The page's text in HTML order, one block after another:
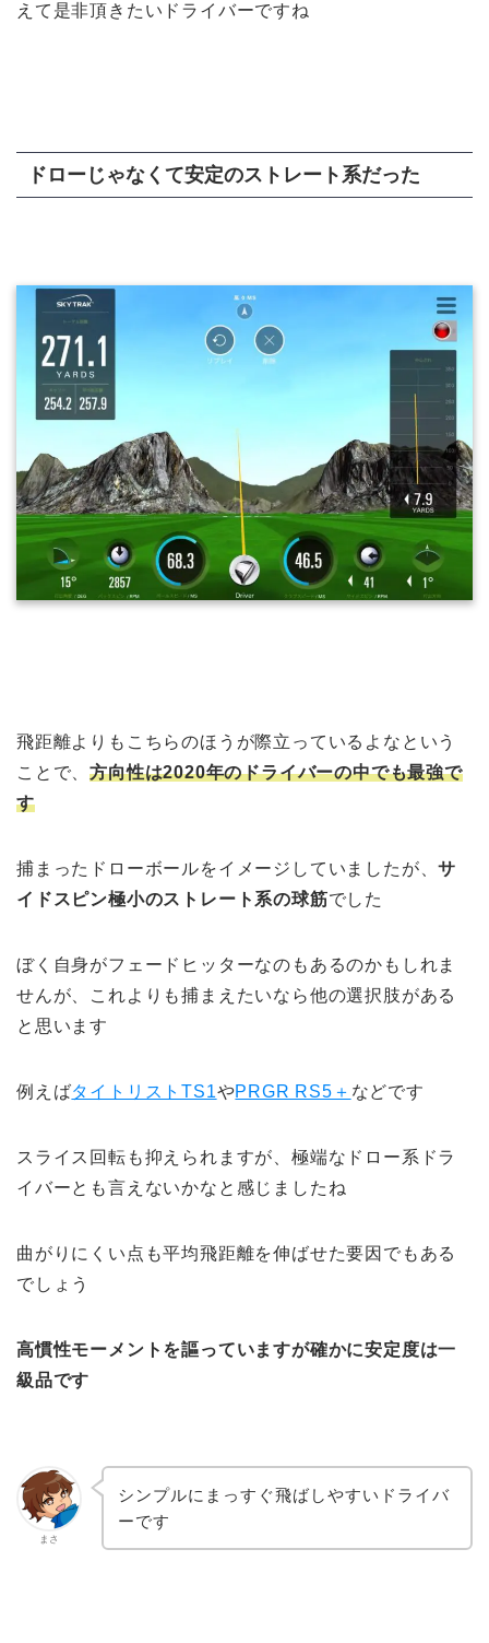
えて是非頂きたいドライバーですね
ドローじゃなくて安定のストレート系だった
飛距離よりもこちらのほうが際立っているよなという
ことで、方向性は2020年のドライバーの中でも最強で
す
捕まったドローボールをイメージしていましたが、サ
イドスピン極小のストレート系の球筋でした
ぼく自身がフェードヒッターなのもあるのかもしれま
せんが、これよりも捕まえたいなら他の選択肢がある
と思います
例えばタイトリストTS1やPRGR RS5＋ などです
スライス回転も抑えられますが、極端なドロー系ドラ
イバーとも言えないかなと感じましたね
曲がりにくい点も平均飛距離を伸ばせた要因でもある
でしょう
高慣性モーメントを謳っていますが確かに安定度は一
級品です
まさ
シンプルにまっすぐ飛ばしやすいドライバ
ーです